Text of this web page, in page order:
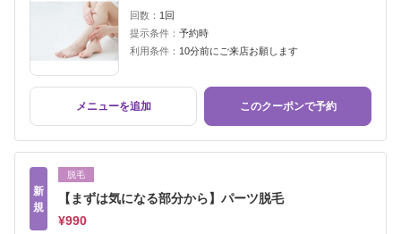
回数： 1回
提示条件： 予約時
利用条件： 10分前にご来店お願します
メニューを追加 このクーポンで予約
新
規
脱毛
【まずは気になる部分から】パーツ脱毛
¥990